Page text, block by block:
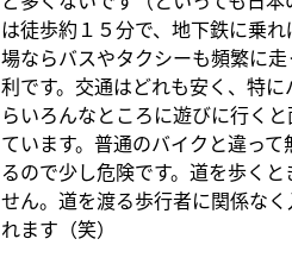
は徒歩約１５分で、地下鉄に乗
場ならバスやタクシーも頻繁に
利です。交通はどれも安く、特
らいろんなところに遊びに行く
ています。普通のバイクと違っ
るので少し危険です。道を歩く
せん。道を渡る歩行者に関係な
れます（笑）